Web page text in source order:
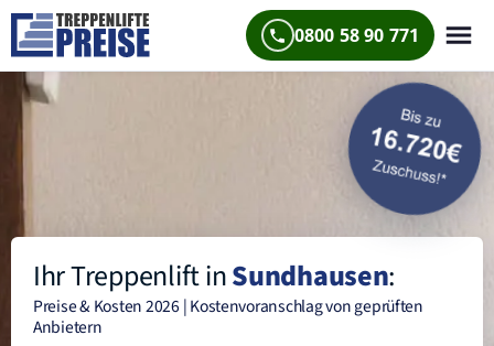
0800 58 90 771
Ihr Treppenlift inSundhausen:
Preise & Kosten 2026 | Kostenvoranschlag von geprüften
Anbietern